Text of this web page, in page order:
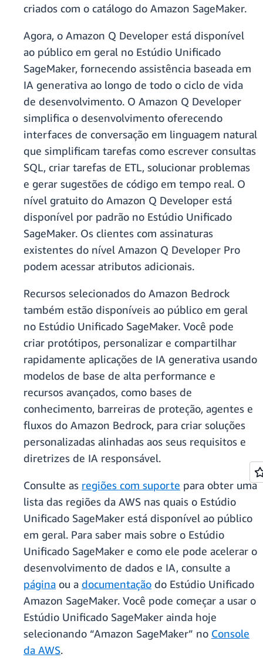
criados com o catálogo do Amazon SageMaker.
Agora, o Amazon Q Developer está disponível
ao público em geral no Estúdio Unificado
SageMaker, fornecendo assistência baseada em
IA generativa ao longo de todo o ciclo de vida
de desenvolvimento. O Amazon Q Developer
simplifica o desenvolvimento oferecendo
interfaces de conversação em linguagem natural
que simplificam tarefas como escrever consultas
SQL, criar tarefas de ETL, solucionar problemas
e gerar sugestões de código em tempo real. O
nível gratuito do Amazon Q Developer está
disponível por padrão no Estúdio Unificado
SageMaker. Os clientes com assinaturas
existentes do nível Amazon Q Developer Pro
podem acessar atributos adicionais.
Recursos selecionados do Amazon Bedrock
também estão disponíveis ao público em geral
no Estúdio Unificado SageMaker. Você pode
criar protótipos, personalizar e compartilhar
rapidamente aplicações de IA generativa usando
modelos de base de alta performance e
recursos avançados, como bases de
conhecimento, barreiras de proteção, agentes e
fluxos do Amazon Bedrock, para criar soluções
personalizadas alinhadas aos seus requisitos e
diretrizes de IA responsável.
Consulte as regiões com suporte para obter uma
lista das regiões da AWS nas quais o Estúdio
Unificado SageMaker está disponível ao público
em geral. Para saber mais sobre o Estúdio
Unificado SageMaker e como ele pode acelerar o
desenvolvimento de dados e IA, consulte a
página ou a documentação do Estúdio Unificado
Amazon SageMaker. Você pode começar a usar o
Estúdio Unificado SageMaker ainda hoje
selecionando “Amazon SageMaker” no Console
da AWS.